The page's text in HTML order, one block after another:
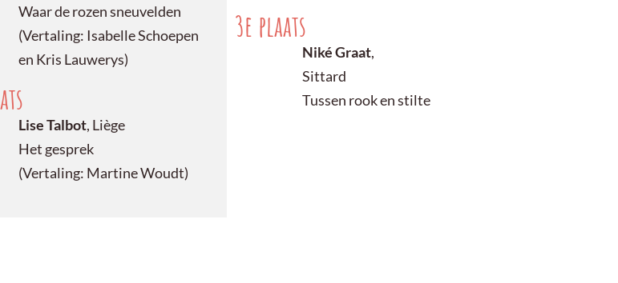
Waar de rozen sneuvelden
(Vertaling: Isabelle Schoepen
en Kris Lauwerys)
Lise Talbot, Liège
Het gesprek
(Vertaling: Martine Woudt)
3e plaats
Niké Graat,
Sittard
Tussen rook en stilte